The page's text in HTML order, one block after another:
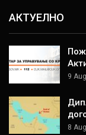
АКТУЕЛНО
9
8